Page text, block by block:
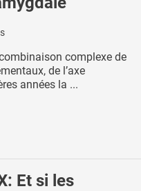
complexe de
de l’axe
années la ...
Et si les